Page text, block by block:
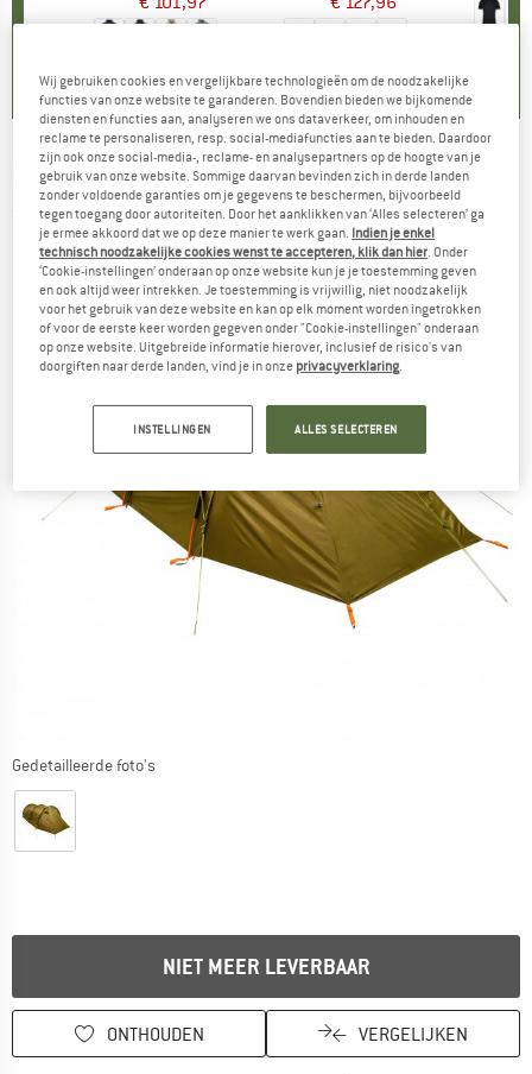
MARMOT -Haldor 3P - 3-persoonstent
(0)
Gedetailleerde foto's
NIET MEER LEVERBAAR
ONTHOUDEN VERGELIJKEN
Wij gebruiken cookies en vergelijkbare technologieën om de noodzakelijke
functies van onze website te garanderen. Bovendien bieden we bijkomende
diensten en functies aan, analyseren we ons dataverkeer, om inhouden en
reclame te personaliseren, resp. social-mediafuncties aan te bieden. Daardoor
zijn ook onze social-media-, reclame- en analysepartners op de hoogte van je
gebruik van onze website. Sommige daarvan bevinden zich in derde landen
zonder voldoende garanties om je gegevens te beschermen, bijvoorbeeld
tegen toegang door autoriteiten. Door het aanklikken van ‘Alles selecteren’ ga
je ermee akkoord dat we op deze manier te werk gaan. Indien je enkel
technisch noodzakelijke cookies wenst te accepteren, klik dan hier . Onder
‘Cookie-instellingen’ onderaan op onze website kun je je toestemming geven
en ook altijd weer intrekken. Je toestemming is vrijwillig, niet noodzakelijk
voor het gebruik van deze website en kan op elk moment worden ingetrokken
of voor de eerste keer worden gegeven onder "Cookie-instellingen" onderaan
op onze website. Uitgebreide informatie hierover, inclusief de risico's van
doorgiften naar derde landen, vind je in onze privacyverklaring
INSTELLINGEN ALLES SELECTEREN